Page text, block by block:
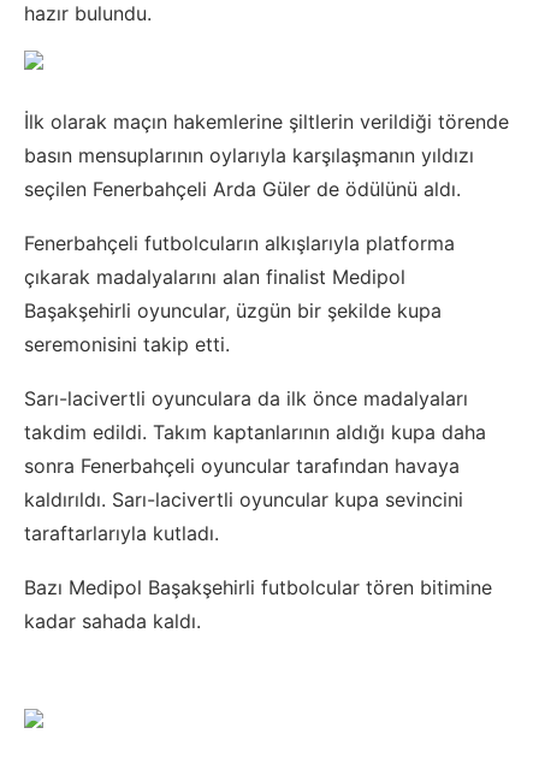
hazır bulundu.
İlk olarak maçın hakemlerine şiltlerin verildiği törende
basın mensuplarının oylarıyla karşılaşmanın yıldızı
seçilen Fenerbahçeli Arda Güler de ödülünü aldı.
Fenerbahçeli futbolcuların alkışlarıyla platforma
çıkarak madalyalarını alan finalist Medipol
Başakşehirli oyuncular, üzgün bir şekilde kupa
seremonisini takip etti.
Sarı-lacivertli oyunculara da ilk önce madalyaları
takdim edildi. Takım kaptanlarının aldığı kupa daha
sonra Fenerbahçeli oyuncular tarafından havaya
kaldırıldı. Sarı-lacivertli oyuncular kupa sevincini
taraftarlarıyla kutladı.
Bazı Medipol Başakşehirli futbolcular tören bitimine
kadar sahada kaldı.